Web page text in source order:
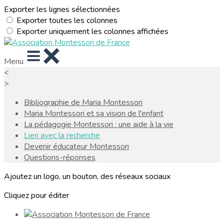
Exporter les lignes sélectionnées
Exporter toutes les colonnes
Exporter uniquement les colonnes affichées
Menu
<
>
Bibliographie de Maria Montessori
Maria Montessori et sa vision de l'enfant
La pédagogie Montessori : une aide à la vie
Lien avec la recherche
Devenir éducateur Montessori
Questions-réponses
Ajoutez un logo, un bouton, des réseaux sociaux
Cliquez pour éditer